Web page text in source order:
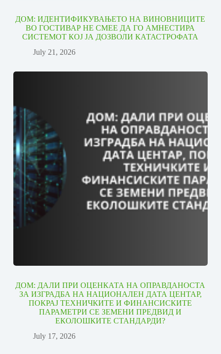
ДОМ: ИДЕНТИФИКУВАЊЕТО НА ВИНОВНИЦИТЕ
ВО ГОСТИВАР НЕ СМЕЕ ДА ГО АМНЕСТИРА
СИСТЕМОТ КОЈ ЈА ДОЗВОЛИ КАТАСТРОФАТА
July 21, 2026
ДОМ: ДАЛИ ПРИ ОЦЕНКАТА НА ОПРАВДАНОСТА
ЗА ИЗГРАДБА НА НАЦИОНАЛЕН ДАТА ЦЕНТАР,
ПОКРАЈ ТЕХНИЧКИТЕ И ФИНАНСИСКИТЕ
ПАРАМЕТРИ СЕ ЗЕМЕНИ ПРЕДВИД И
ЕКОЛОШКИТЕ СТАНДАРДИ?
July 17, 2026